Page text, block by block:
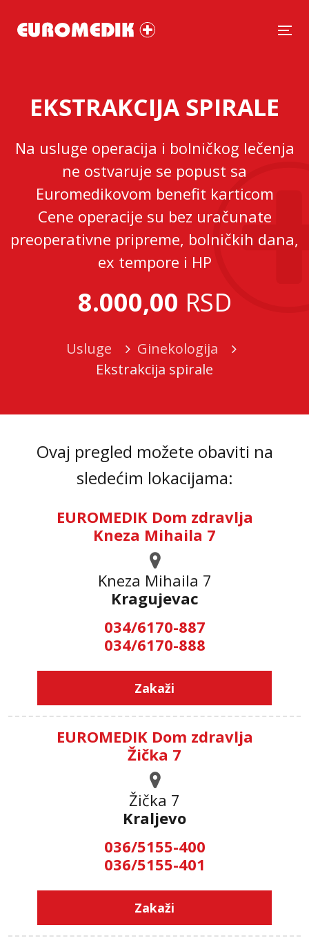
EKSTRAKCIJA SPIRALE
Na usluge operacija i bolničkog lečenja
ne ostvaruje se popust sa
Euromedikovom benefit karticom
Cene operacije su bez uračunate
preoperativne pripreme, bolničkih dana,
ex tempore i HP
8.000,00 RSD
Usluge
Ginekologija
Ekstrakcija spirale
Ovaj pregled možete obaviti na
sledećim lokacijama:
EUROMEDIK Dom zdravlja
Kneza Mihaila 7
Kneza Mihaila 7
Kragujevac
034/6170-887
034/6170-888
Zakaži
EUROMEDIK Dom zdravlja
Žička 7
Žička 7
Kraljevo
036/5155-400
036/5155-401
Zakaži